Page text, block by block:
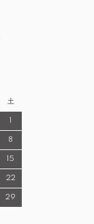
土
1
8
15
22
29